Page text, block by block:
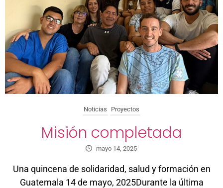
Noticias Proyectos
Misión completada
mayo 14, 2025
Una quincena de solidaridad, salud y formación en
Guatemala 14 de mayo, 2025Durante la última